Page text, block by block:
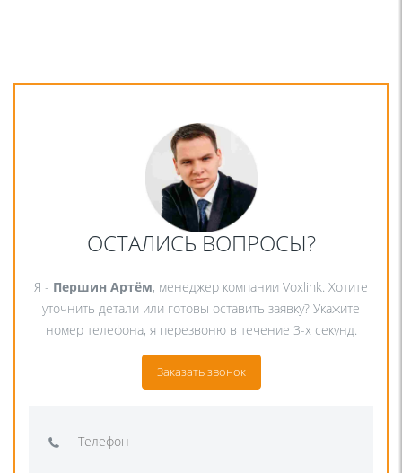
ОСТАЛИСЬ ВОПРОСЫ?
Я - Першин Артём, менеджер компании Voxlink. Хотите
уточнить детали или готовы оставить заявку? Укажите
номер телефона, я перезвоню в течение 3-х секунд.
Заказать звонок